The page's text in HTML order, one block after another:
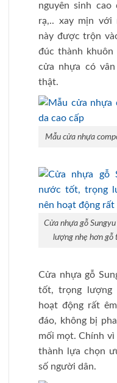
nguyên sinh
rạ,.. xay mịn với
này được trộn
đúc thành khuôn
cửa nhựa có
thật.
Mẫu cửa nhựa
Cửa nhựa gỗ
lượng nhẹ hơn gỗ
Cửa nhựa gỗ
tốt, trọng lượng
hoạt động rất
đáo, không bị
mối mọt. Chính
thành lựa chọn
số người dân.